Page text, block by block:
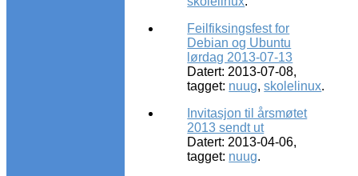
Feilfiksingsfest for
Debian og Ubuntu
lørdag 2013-07-13
Datert: 2013-07-08,
tagget: nuug,skolelinux.
Invitasjon til årsmøtet
2013 sendt ut
Datert: 2013-04-06,
tagget: nuug.